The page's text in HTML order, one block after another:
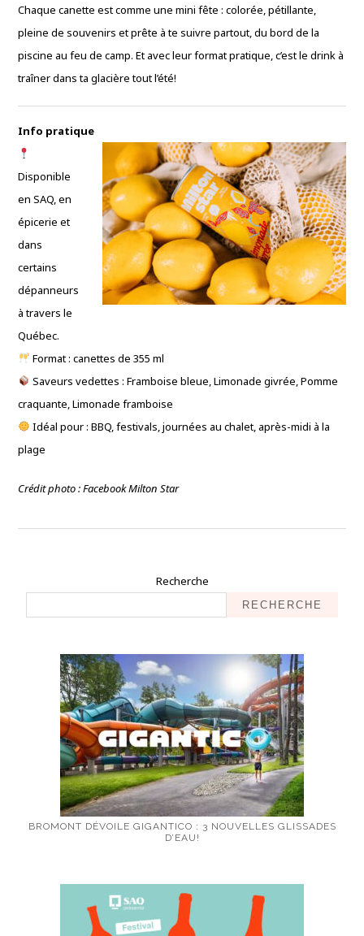
Chaque canette est comme une mini fête : colorée, pétillante,
pleine de souvenirs et prête à te suivre partout, du bord de la
piscine au feu de camp. Et avec leur format pratique, c’est le drink à
traîner dans ta glacière tout l’été!
Info pratique
Disponible
en SAQ, en
épicerie et
dans
certains
dépanneurs
à travers le
Québec.
Format : canettes de 355 ml
Saveurs vedettes : Framboise bleue, Limonade givrée, Pomme
craquante, Limonade framboise
Idéal pour : BBQ, festivals, journées au chalet, après-midi à la
plage
Crédit photo : Facebook Milton Star
Recherche
RECHERCHE
BROMONT DÉVOILE GIGANTICO : 3 NOUVELLES GLISSADES
D’EAU!